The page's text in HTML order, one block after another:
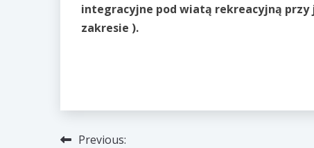
integracyjne pod wiatą rekreacyjną przy
zakresie ).
Nawigacja
Previous: